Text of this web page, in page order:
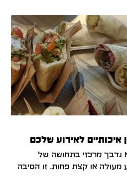
איכותיים לאירוע שלכם
נדבך מרכזי בתחושה של
מעולה או קצת פחות. זו הסיבה